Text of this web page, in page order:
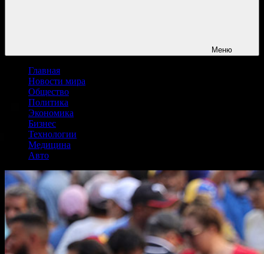
Меню
Главная
Новости мира
Общество
Политика
Экономика
Бизнес
Технологии
Медицина
Авто